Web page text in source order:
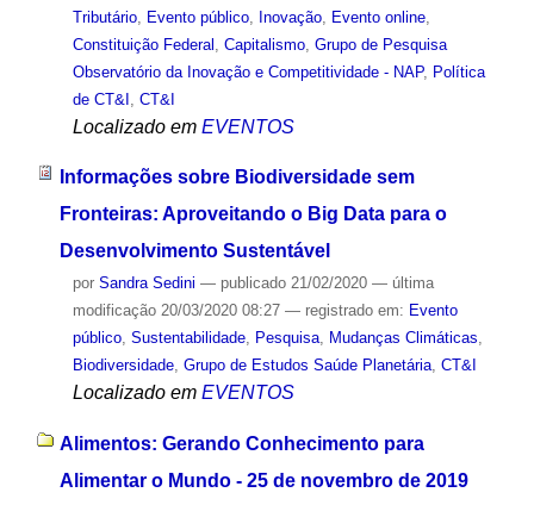
Tributário, Evento público, Inovação, Evento online,
Constituição Federal Capitalismo, Grupo de Pesquisa
Observatório da Inovação e Competitividade - NAP, Política
de CT&I CT&I
Localizado em EVENTOS
Informações sobre Biodiversidade sem
Fronteiras: Aproveitando o Big Data para o
Desenvolvimento Sustentável
por Sandra Sedini — publicado21/02/2020 — última
modificação20/03/2020 08:27 — registrado em: Evento
público, Sustentabilidade, Pesquisa, Mudanças Climáticas,
Biodiversidade, Grupo de Estudos Saúde Planetária, CT&I
Localizado em EVENTOS
Alimentos: Gerando Conhecimento para
Alimentar o Mundo - 25 de novembro de 2019